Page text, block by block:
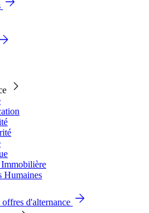
Humaines
offres d'alternance